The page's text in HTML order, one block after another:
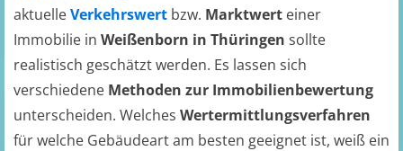
aktuelleVerkehrswert bzw. Marktwert einer
Immobilie in Weißenborn in Thüringen sollte
realistisch geschätzt werden. Es lassen sich
verschiedene Methoden zur Immobilienbewertung
unterscheiden. Welches Wertermittlungsverfahren
für welche Gebäudeart am besten geeignet ist, weiß ein